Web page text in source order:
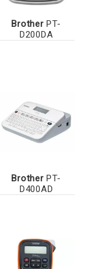
BrotherPT-
D200DA
BrotherPT-
D400AD